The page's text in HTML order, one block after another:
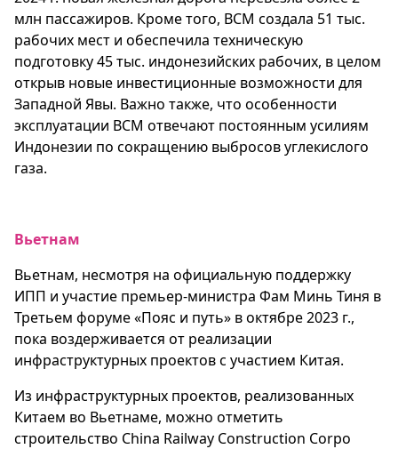
млн пассажиров. Кроме того, ВСМ создала 51 тыс.
рабочих мест и обеспечила техническую
подготовку 45 тыс. индонезийских рабочих, в целом
открыв новые инвестиционные возможности для
Западной Явы. Важно также, что особенности
эксплуатации ВСМ отвечают постоянным усилиям
Индонезии по сокращению выбросов углекислого
газа.
Вьетнам
Вьетнам, несмотря на официальную поддержку
ИПП и участие премьер-министра Фам Минь Тиня в
Третьем форуме «Пояс и путь» в октябре 2023 г.,
пока воздерживается от реализации
инфраструктурных проектов с участием Китая.
Из инфраструктурных проектов, реализованных
Китаем во Вьетнаме, можно отметить
строительство China Railway Construction Corpo